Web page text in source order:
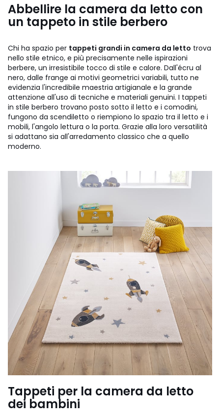
Abbellire la camera da letto con
un tappeto in stile berbero
Chi ha spazio per tappeti grandi in camera da letto trova
nello stile etnico, e più precisamente nelle ispirazioni
berbere, un irresistibile tocco di stile e calore. Dall'écru al
nero, dalle frange ai motivi geometrici variabili, tutto ne
evidenzia l'incredibile maestria artigianale e la grande
attenzione all'uso di tecniche e materiali genuini. I tappeti
in stile berbero trovano posto sotto il letto e i comodini,
fungono da scendiletto o riempiono lo spazio tra il letto e i
mobili, l'angolo lettura o la porta. Grazie alla loro versatilità
si adattano sia all'arredamento classico che a quello
moderno.
Tappeti per la camera da letto
dei bambini